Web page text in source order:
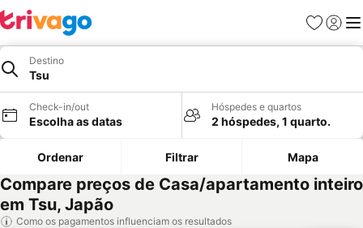
Favoritos
Iniciar
Destino
Tsu
Check-in/out
Escolha as datas
Hóspedes e quartos
2 hóspedes, 1 quarto.
Ordenar Filtrar Mapa
Compare preços de Casa/apartamento inteiro
em Tsu, Japão
Como os pagamentos influenciam os resultados